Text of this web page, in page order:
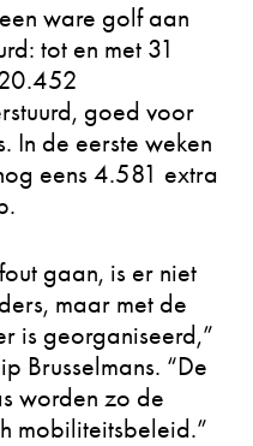
ware golf aan
tot en met 31
goed voor
In de eerste weken
eens 4.581 extra
gaan, is er niet
maar met de
is georganiseerd,”
Brusselmans. “De
worden zo de
mobiliteitsbeleid.”​